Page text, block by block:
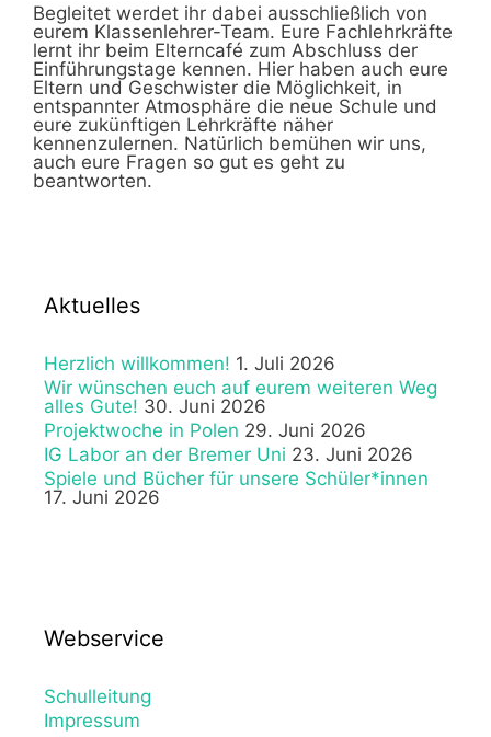
Begleitet werdet ihr dabei ausschließlich von
eurem Klassenlehrer-Team. Eure Fachlehrkräfte
lernt ihr beim Elterncafé zum Abschluss der
Einführungstage kennen. Hier haben auch eure
Eltern und Geschwister die Möglichkeit, in
entspannter Atmosphäre die neue Schule und
eure zukünftigen Lehrkräfte näher
kennenzulernen. Natürlich bemühen wir uns,
auch eure Fragen so gut es geht zu
beantworten.
Aktuelles
Herzlich willkommen! 1. Juli 2026
Wir wünschen euch auf eurem weiteren Weg
alles Gute! 30. Juni 2026
Projektwoche in Polen 29. Juni 2026
IG Labor an der Bremer Uni 23. Juni 2026
Spiele und Bücher für unsere Schüler*innen
17. Juni 2026
Webservice
Schulleitung
Impressum